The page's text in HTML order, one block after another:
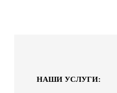
НАШИ УСЛУГИ: